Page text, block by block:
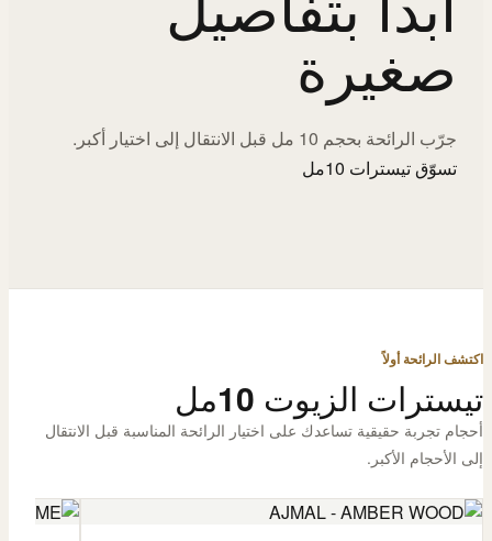
صغيرة
جرّب الرائحة بحجم 10 مل قبل الانتقال إلى اختيار أكبر.
تسوّق تيسترات 10مل
اكتشف الرائحة أولاً
تيسترات الزيوت 10مل
أحجام تجربة حقيقية تساعدك على اختيار الرائحة المناسبة قبل الانتقال
إلى الأحجام الأكبر.